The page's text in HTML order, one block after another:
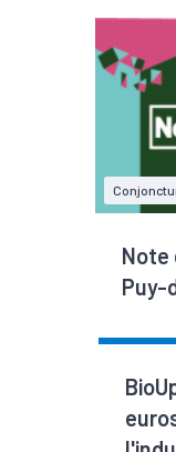
Note
Puy-